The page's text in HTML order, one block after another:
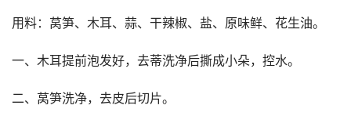
用料：莴笋、木耳、蒜、干辣椒、盐、原味鲜、花生油。
一、木耳提前泡发好，去蒂洗净后撕成小朵，控水。
二、莴笋洗净，去皮后切片。